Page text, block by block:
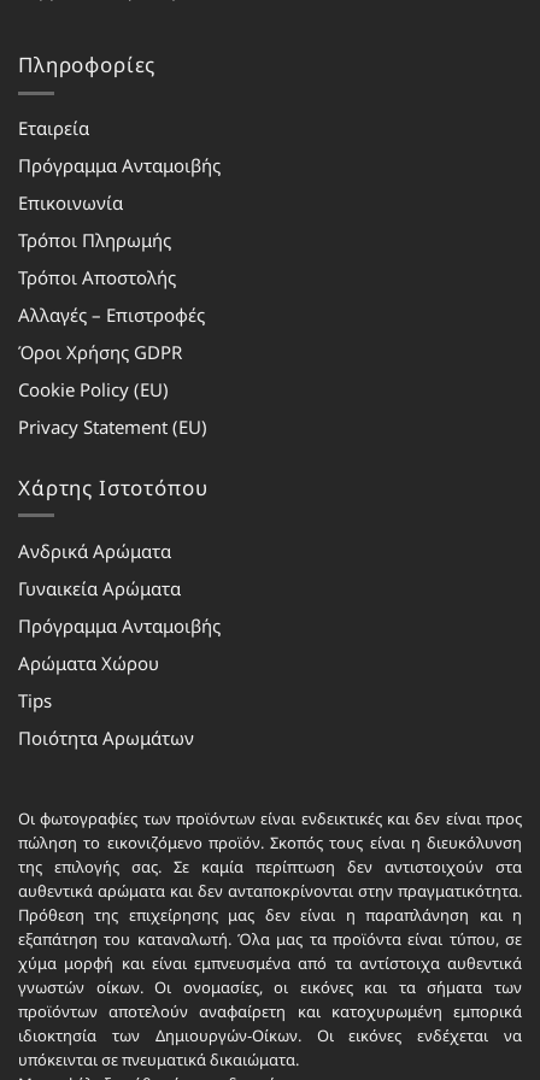
Πληροφορίες
Εταιρεία
Πρόγραμμα Ανταμοιβής
Επικοινωνία
Τρόποι Πληρωμής
Τρόποι Αποστολής
Αλλαγές – Επιστροφές
Όροι Χρήσης GDPR
Cookie Policy (EU)
Privacy Statement (EU)
Χάρτης Ιστοτόπου
Ανδρικά Αρώματα
Γυναικεία Αρώματα
Πρόγραμμα Ανταμοιβής
Αρώματα Χώρου
Tips
Ποιότητα Αρωμάτων
Οι φωτογραφίες των προϊόντων είναι ενδεικτικές και δεν είναι προς
πώληση το εικονιζόμενο προϊόν. Σκοπός τους είναι η διευκόλυνση
της επιλογής σας. Σε καμία περίπτωση δεν αντιστοιχούν στα
αυθεντικά αρώματα και δεν ανταποκρίνονται στην πραγματικότητα.
Πρόθεση της επιχείρησης μας δεν είναι η παραπλάνηση και η
εξαπάτηση του καταναλωτή. Όλα μας τα προϊόντα είναι τύπου, σε
χύμα μορφή και είναι εμπνευσμένα από τα αντίστοιχα αυθεντικά
γνωστών οίκων. Οι ονομασίες, οι εικόνες και τα σήματα των
προϊόντων αποτελούν αναφαίρετη και κατοχυρωμένη εμπορικά
ιδιοκτησία των Δημιουργών-Οίκων. Οι εικόνες ενδέχεται να
υπόκεινται σε πνευματικά δικαιώματα.